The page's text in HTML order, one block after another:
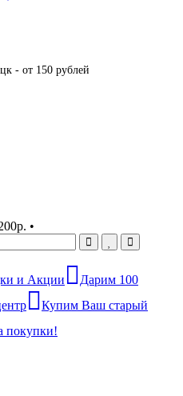
- от 150 рублей
•
и Акции
Дарим 100
Купим Ваш старый
покупки!